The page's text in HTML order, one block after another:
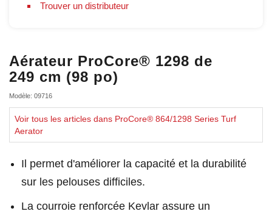
Trouver un distributeur
Aérateur ProCore® 1298 de
249 cm (98 po)
Modèle: 09716
Voir tous les articles dans ProCore® 864/1298 Series Turf
Aerator
Il permet d'améliorer la capacité et la durabilité
sur les pelouses difficiles.
La courroie renforcée Kevlar assure un